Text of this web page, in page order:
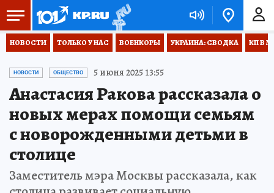
НОВОСТИ ТОЛЬКО У НАС ВОЕНКОРЫ УКРАИНА: СВОДКА КП В
НОВОСТИ ОБЩЕСТВО 5 июня 2025 13:55
Анастасия Ракова рассказала о
новых мерах помощи семьям
с новорожденными детьми в
столице
Заместитель мэра Москвы рассказала, как